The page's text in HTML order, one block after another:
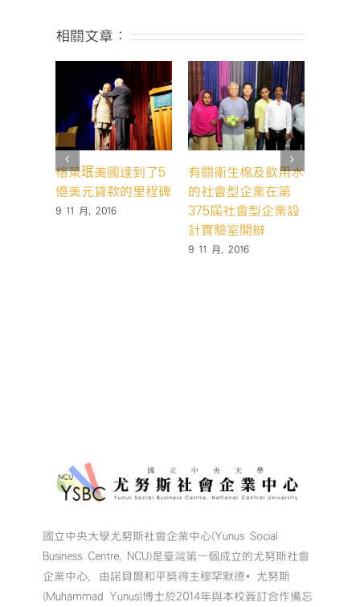
相關文章：
格萊珉美國達到了5
億美元貸款的里程碑
9 11 月, 2016
有關衛生棉及飲用水
的社會型企業在第
375屆社會型企業設
計實驗室開辦
9 11 月, 2016
國立中央大學尤努斯社會企業中心(Yunus Social
Business Centre, NCU)是臺灣第一個成立的尤努斯社會
企業中心，由諾貝爾和平獎得主穆罕默德•尤努斯
(Muhammad Yunus)博士於2014年與本校簽訂合作備忘